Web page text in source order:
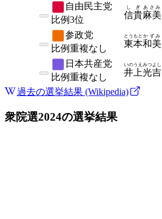
自由民主党
比例3位 信貴
しぎ
麻美
あさみ
参政党
比例重複なし 東本
とうもと
和美
かずみ
日本共産党
比例重複なし 井上
いのうえ
光吉
みつよし
過去の選挙結果 (Wikipedia)
衆院選2024の選挙結果